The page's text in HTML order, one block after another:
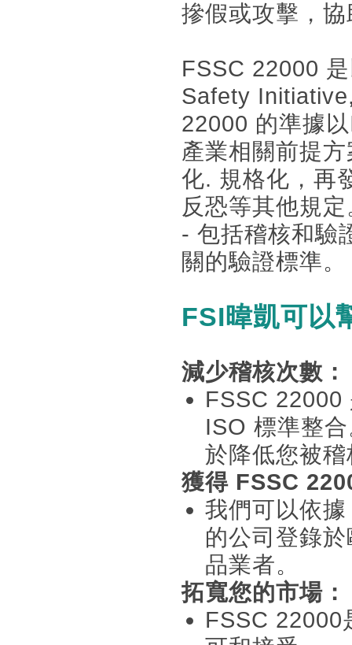
摻假或攻擊，
FSSC 22000
Safety
22000 的準據
產業相關前提
化. 規格化，再
反恐等其他規
- 包括稽核和驗
關的驗證標準。
FSI暐凱可以
減少稽核次數：
FSSC 22000
ISO 標準整
於降低您被
獲得 FSSC
我們可以依
的公司登錄
品業者。
拓寬您的市場：
FSSC 22000